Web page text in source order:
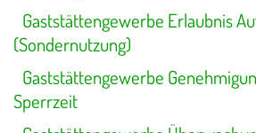
Gaststättengewerbe Erlaubnis
(Sondernutzung)
Gaststättengewerbe
Sperrzeit